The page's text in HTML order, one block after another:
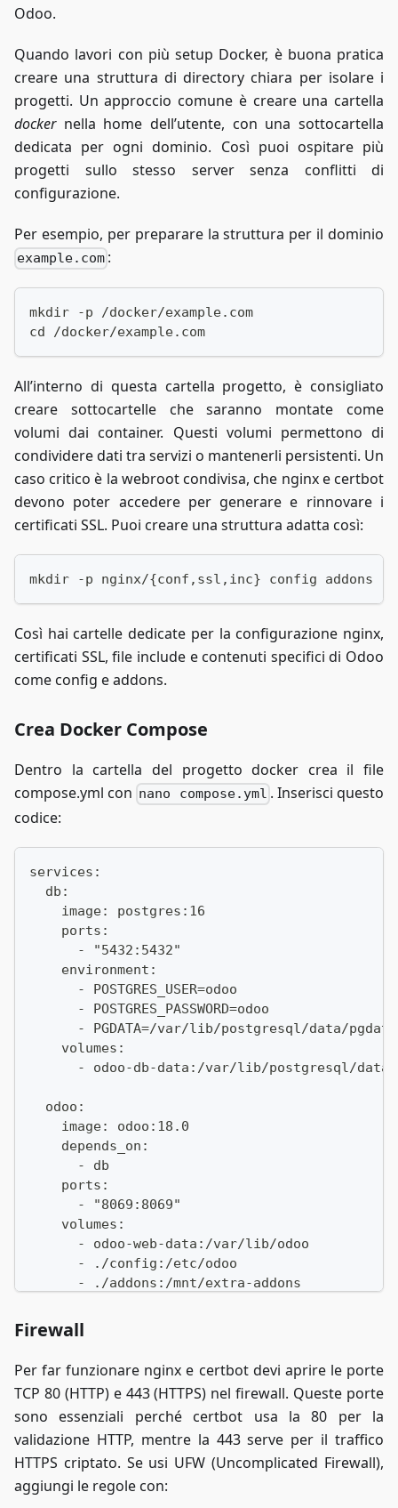
Odoo.
Quando lavori con più setup Docker, è buona pratica
creare una struttura di directory chiara per isolare i
progetti. Un approccio comune è creare una cartella
dockernella home dell’utente, con una sottocartella
dedicata per ogni dominio. Così puoi ospitare più
progetti sullo stesso server senza conflitti di
configurazione.
Per esempio, per preparare la struttura per il dominio
example.com :
mkdir -p /docker/example.com
cd /docker/example.com
All’interno di questa cartella progetto, è consigliato
creare sottocartelle che saranno montate come
volumi dai container. Questi volumi permettono di
condividere dati tra servizi o mantenerli persistenti. Un
caso critico è la webroot condivisa, che nginx e certbot
devono poter accedere per generare e rinnovare i
certificati SSL. Puoi creare una struttura adatta così:
mkdir -p nginx/{conf,ssl,inc} config addons
Così hai cartelle dedicate per la configurazione nginx,
certificati SSL, file include e contenuti specifici di Odoo
come config e addons.
Crea Docker Compose
Dentro la cartella del progetto docker crea il file
compose.yml con nano compose.yml . Inserisci questo
codice:
services:
  db:
    image: postgres:16
    ports:
      - "5432:5432"
    environment:
      - POSTGRES_USER=odoo
      - POSTGRES_PASSWORD=odoo
      - PGDATA=/var/lib/postgresql/data/pgdata
    volumes:
      - odoo-db-data:/var/lib/postgresql/data
  odoo:
    image: odoo:18.0
    depends_on:
      - db
    ports:
      - "8069:8069"
    volumes:
      - odoo-web-data:/var/lib/odoo
      - ./config:/etc/odoo
      - ./addons:/mnt/extra-addons
  nginx:
    image: nginx:latest
    ports:
      - "80:80"
      - "443:443"
    volumes:
      - ./nginx/conf:/etc/nginx/conf.d
      - ./nginx/inc:/etc/nginx/inc
      - ./nginx/ssl:/etc/nginx/ssl
Firewall
Per far funzionare nginx e certbot devi aprire le porte
TCP 80 (HTTP) e 443 (HTTPS) nel firewall. Queste porte
sono essenziali perché certbot usa la 80 per la
validazione HTTP, mentre la 443 serve per il traffico
HTTPS criptato. Se usi UFW (Uncomplicated Firewall),
aggiungi le regole con: